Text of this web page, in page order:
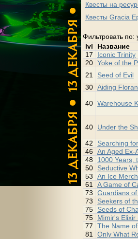
Квесты на
Квесты Gracia
Фильтровать по:
lvl Название
17
Iconic Trinity
20 Yoke of the
21
Seed of Evil
30 Aiding
40 Warehouse
40 Under the
42
Searching
46 An Aged Ex-
48
1000 Years,
50
Seductive
53
An Ice
61
A Game of
73
Guardians
73
Seekers of
75
Seeds of
75
Mimir's Elixir
77
The Name
81
Only What